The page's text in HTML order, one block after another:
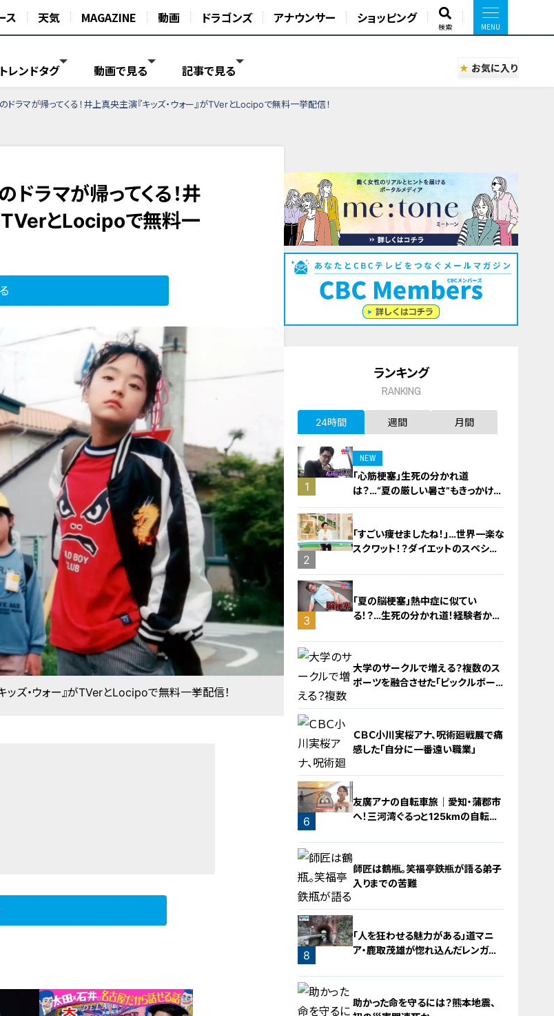
ス 天気 MAGAZINE 動画 ドラゴンズ アナウンサー ショッピング
検索
トレンドタグ 動画で見る 記事で見る お気に入り
ラマが帰ってくる！井上真央主演『キッズ・ウォー』がTVerとLocipoで無料一挙配信！
ラマが帰ってくる！井
TVerとLocipoで無料一
ズ・ウォー』がTVerとLocipoで無料一挙配信！
ランキング
RANKING
24時間 週間 月間
1
NEW
「心筋梗塞」生死の分かれ道
は？…“夏の厳しい暑さ”もきっかけ
に！発症前のキケンなサインと対処
2
「すごい痩せましたね！」…世界一楽な
スクワット！？ダイエットのスペシャ
3
「夏の脳梗塞」熱中症に似てい
る！？…生死の分かれ道！経験者から
4
大学のサークルで増える？複数のス
ポーツを融合させた「ピックルボー
5
ＣＢＣ小川実桜アナ、呪術廻戦展で痛
感した「自分に一番遠い職業」
6
友廣アナの自転車旅｜愛知・蒲郡市
へ！三河湾ぐるっと125kmの自転車
7
師匠は鶴瓶。笑福亭鉄瓶が語る弟子
入りまでの苦難
8
「人を狂わせる魅力がある」道マニ
ア・鹿取茂雄が惚れ込んだレンガの
助かった命を守るには？熊本地震、